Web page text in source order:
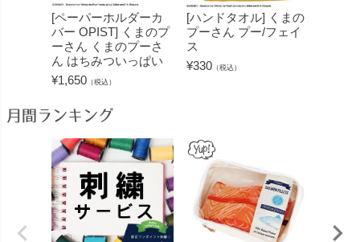
[ペーパーホルダーカ
バー OPIST] くまのプ
ーさん くまのプーさ
ん はちみついっぱい
¥1,650 （税込）
[ハンドタオル] くまの
プーさん プー/フェイ
ス
¥330 （税込）
月間ランキング